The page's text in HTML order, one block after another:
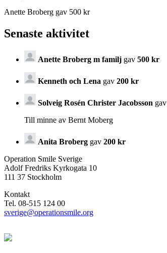
Anette Broberg gav 500 kr
Senaste aktivitet
Anette Broberg m familj gav 500 kr
Kenneth och Lena gav 200 kr
Solveig Rosén Christer Jacobsson gav
Till minne av Bernt Moberg
Anita Broberg gav 200 kr
Operation Smile Sverige
Adolf Fredriks Kyrkogata 10
111 37 Stockholm
Kontakt
Tel. 08-515 124 00
sverige@operationsmile.org